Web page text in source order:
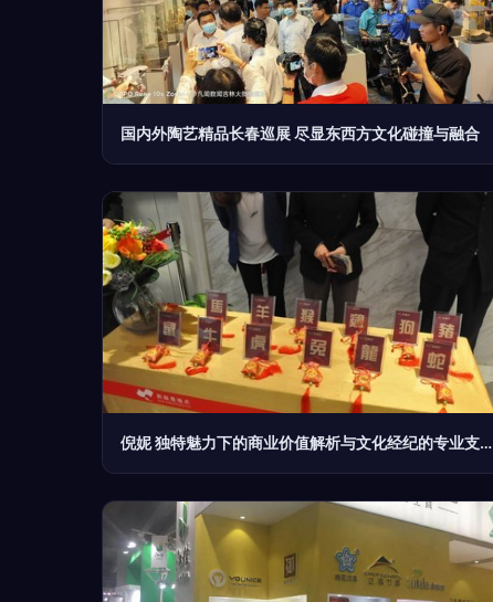
国内外陶艺精品长春巡展 尽显东西方文化碰撞与融合
倪妮 独特魅力下的商业价值解析与文化经纪的专业支撑